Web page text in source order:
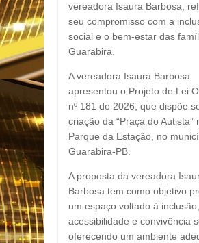
vereadora Isaura Barbosa ,
seu compromisso com a
social e o bem-estar das
Guarabira.
A vereadora Isaura Barbosa
apresentou o Projeto de Lei
nº 181 de 2026, que dispõe
criação da “Praça do Autista”
Parque da Estação, no
Guarabira-PB.
A proposta da vereadora
Barbosa tem como objetivo
um espaço voltado à inclusão,
acessibilidade e convivência
oferecendo um ambiente